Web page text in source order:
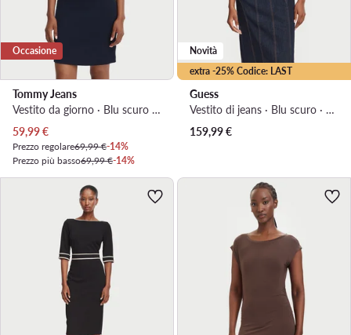
Occasione
Tommy Jeans
Vestito da giorno · Blu scuro · Mini
Prezzo attuale
59,99€
Prezzo regolare69,99 €-14%
Prezzo più basso69,99 €-14%
extra -25% Codice: LAST
Novità
Guess
Vestito di jeans · Blu scuro · Mini
159,99€